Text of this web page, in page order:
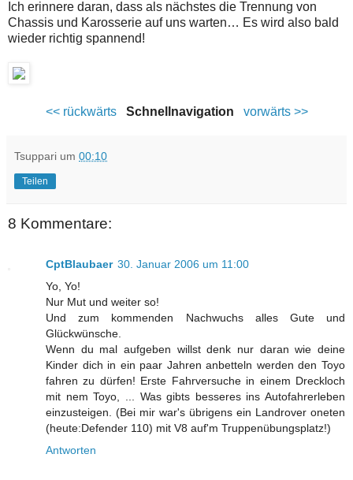
Ich erinnere daran, dass als nächstes die Trennung von
Chassis und Karosserie auf uns warten… Es wird also bald
wieder richtig spannend!
<< rückwärtsSchnellnavigation vorwärts >>
Tsuppari um 00:10
Teilen
8 Kommentare:
CptBlaubaer 30. Januar 2006 um 11:00
Yo, Yo!
Nur Mut und weiter so!
Und zum kommenden Nachwuchs alles Gute und
Glückwünsche.
Wenn du mal aufgeben willst denk nur daran wie deine
Kinder dich in ein paar Jahren anbetteln werden den Toyo
fahren zu dürfen! Erste Fahrversuche in einem Dreckloch
mit nem Toyo, ... Was gibts besseres ins Autofahrerleben
einzusteigen. (Bei mir war's übrigens ein Landrover oneten
(heute:Defender 110) mit V8 auf'm Truppenübungsplatz!)
Antworten